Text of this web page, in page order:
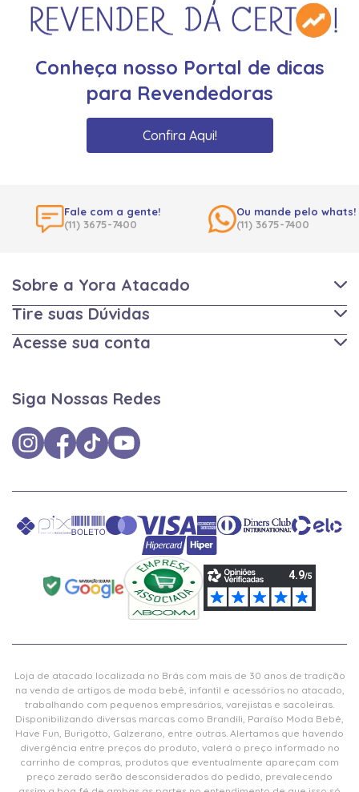
Conheça nosso Portal de dicas
para Revendedoras
Confira Aqui!
Fale com a gente!
(11) 3675-7400
Ou mande pelo whats!
(11) 3675-7400
Sobre a Yora Atacado
Tire suas Dúvidas
Acesse sua conta
Siga Nossas Redes
Loja de atacado localizada no Brás com mais de 30 anos de tradição
na venda de artigos de moda bebê, infantil e acessórios no atacado,
trabalhando com pequenos empresários, varejistas e sacoleiras.
Disponibilizando diversas marcas como Brandili, Paraíso Moda Bebê,
Have Fun, Burigotto, Galzerano, entre outras. Alertamos que havendo
divergência entre preços do produto, valerá o preço informado no
carrinho de compras, produtos que eventualmente apareçam com
preço zerado serão desconsiderados do pedido, prevalecendo